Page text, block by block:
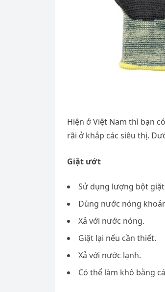
Hiện ở Việt Nam thì bạn
rãi ở khắp các siêu thị.
Giặt ướt
Sử dụng lượng bột
Dùng nước nóng
Xả với nước nóng.
Giặt lại nếu cần thiết.
Xả với nước lạnh.
Có thể làm khô bằng